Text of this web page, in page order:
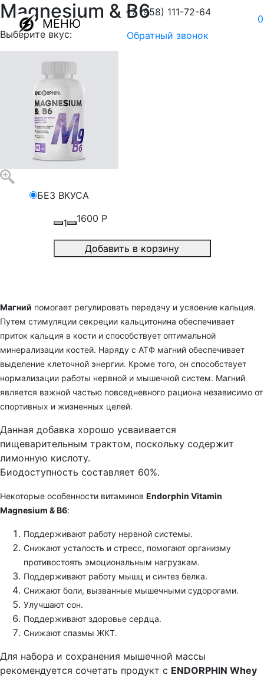
МЕНЮ
+7 (958) 111-72-64
Обратный звонок
0
Magnesium & B6
Выберите вкус:
БЕЗ ВКУСА
1 1600 Р
Добавить в корзину
Магний помогает регулировать передачу и усвоение кальция.
Путем стимуляции секреции кальцитонина обеспечивает
приток кальция в кости и способствует оптимальной
минерализации костей. Наряду с АТФ магний обеспечивает
выделение клеточной энергии. Кроме того, он способствует
нормализации работы нервной и мышечной систем. Магний
является важной частью повседневного рациона независимо от
спортивных и жизненных целей.
Данная добавка хорошо усваивается
пищеварительным трактом, поскольку содержит
лимонную кислоту.
Биодоступность составляет 60%.
Некоторые особенности витаминов Endorphin Vitamin
Magnesium & B6:
Поддерживают работу нервной системы.
Снижают усталость и стресс, помогают организму
противостоять эмоциональным нагрузкам.
Поддерживают работу мышц и синтез белка.
Снижают боли, вызванные мышечными судорогами.
Улучшают сон.
Поддерживают здоровье сердца.
Снижают спазмы ЖКТ.
Для набора и сохранения мышечной массы
рекомендуется сочетать продукт с ENDORPHIN Whey